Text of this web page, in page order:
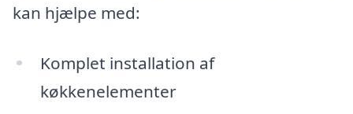
kan hjælpe med:
Komplet installation af
køkkenelementer